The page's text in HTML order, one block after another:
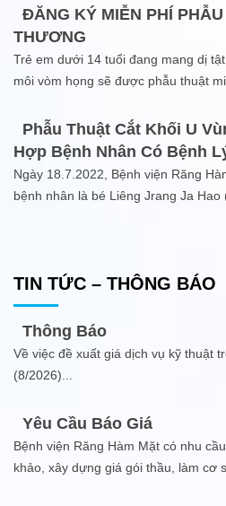
ĐĂNG KÝ MIỄN PHÍ
THƯƠNG
Trẻ em dưới 14 tuổi đang mang dị
môi vòm họng sẽ được phẫu thuật
Phẫu Thuật Cắt Khối U
Hợp Bệnh Nhân Có Bệnh
Ngày 18.7.2022, Bệnh viện Răng
bệnh nhân là bé Liêng Jrang Ja Hao
TIN TỨC – THÔNG BÁO
Thông Báo
Về việc đề xuất giá dịch vụ kỹ thuật
(8/2026)
Yêu Cầu Báo Giá
Bệnh viện Răng Hàm Mặt có nhu
khảo, xây dựng giá gói thầu, làm cơ